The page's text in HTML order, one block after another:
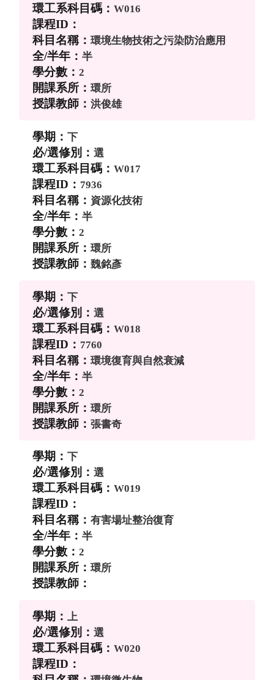
W016
環境生物技術之污染防治應用
半
2
環所
洪俊雄
下
選
W017
7936
資源化技術
半
2
環所
魏銘彥
下
選
W018
7760
環境復育與自然衰減
半
2
環所
張書奇
下
選
W019
有害場址整治復育
半
2
環所
上
選
W020